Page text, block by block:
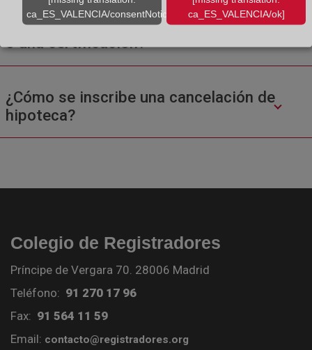
¿Cuál es el contenido de una nota simple
o una certificación?
¿Cómo se inscribe una cancelación de
hipoteca?
Colegio de Registradores
Príncipe de Vergara 70. 28006 Madrid
Teléfono: 91 270 17 96
Fax: 91 564 11 59
Email: contacto@registradores.org
ca_ES_VALENCIA/consentNotice/learnMore]ca_ES_VALENCIA/ok]